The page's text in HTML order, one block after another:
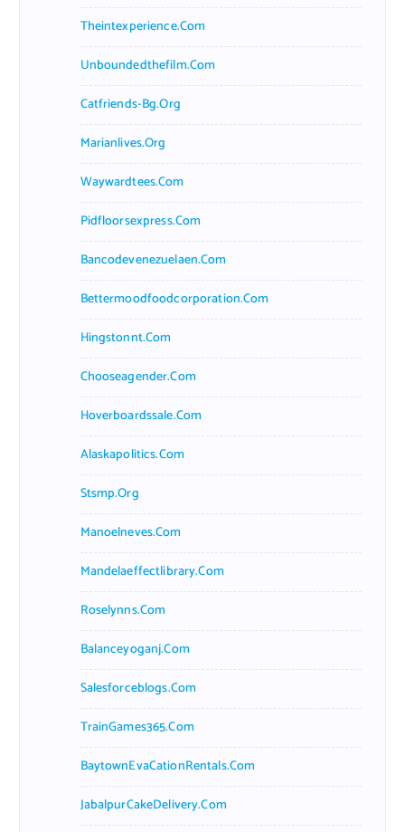
Theintexperience.com
Unboundedthefilm.com
Catfriends-Bg.org
Marianlives.org
Waywardtees.com
Pidfloorsexpress.com
Bancodevenezuelaen.com
Bettermoodfoodcorporation.com
Hingstonnt.com
Chooseagender.com
Hoverboardssale.com
Alaskapolitics.com
Stsmp.org
Manoelneves.com
Mandelaeffectlibrary.com
Roselynns.com
Balanceyoganj.com
Salesforceblogs.com
TrainGames365.com
BaytownEvaCationRentals.com
JabalpurCakeDelivery.com